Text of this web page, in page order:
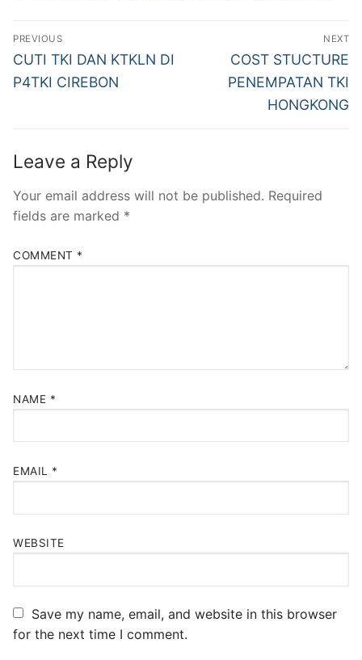
Post
navigation
PREVIOUS
Previous
post:
CUTI TKI DAN KTKLN DI
P4TKI CIREBON
NEXT
Next
post:
COST STUCTURE
PENEMPATAN TKI
HONGKONG
Leave a Reply
Your email address will not be published. Required
fields are marked *
COMMENT *
NAME *
EMAIL *
WEBSITE
Save my name, email, and website in this browser
for the next time I comment.